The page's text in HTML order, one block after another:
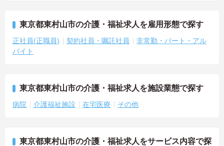
東京都東村山市の介護・福祉求人を雇用形態で探す
正社員(正職員) 契約社員・嘱託社員
非常勤・パート・アル
バイト
東京都東村山市の介護・福祉求人を施設業態で探す
病院 介護福祉施設 在宅医療 その他
東京都東村山市の介護・福祉求人をサービス内容で探